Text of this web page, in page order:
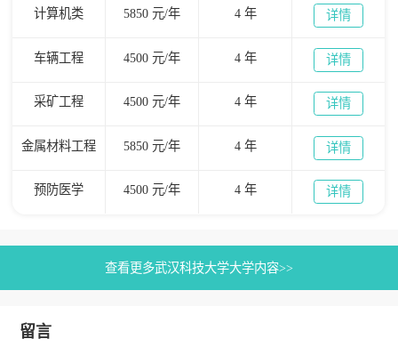
计算机类 5850 元/年 4 年 详情
车辆工程 4500 元/年 4 年 详情
采矿工程 4500 元/年 4 年 详情
金属材料工程 5850 元/年 4 年 详情
预防医学 4500 元/年 4 年 详情
查看更多武汉科技大学大学内容>>
留言